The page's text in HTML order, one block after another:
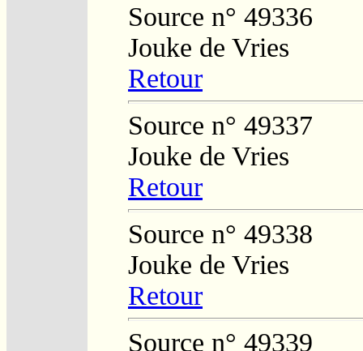
Source n° 49336
Jouke de Vries
Retour
Source n° 49337
Jouke de Vries
Retour
Source n° 49338
Jouke de Vries
Retour
Source n° 49339